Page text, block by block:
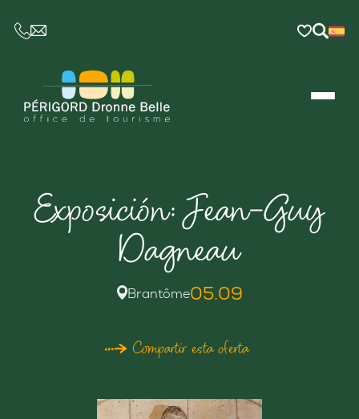
CE LIEN OUVRIRA VOTRE LOGICIEL DE
Exposición: Jean-Guy
Dagneau
Brantôme05.09
Compartir esta oferta